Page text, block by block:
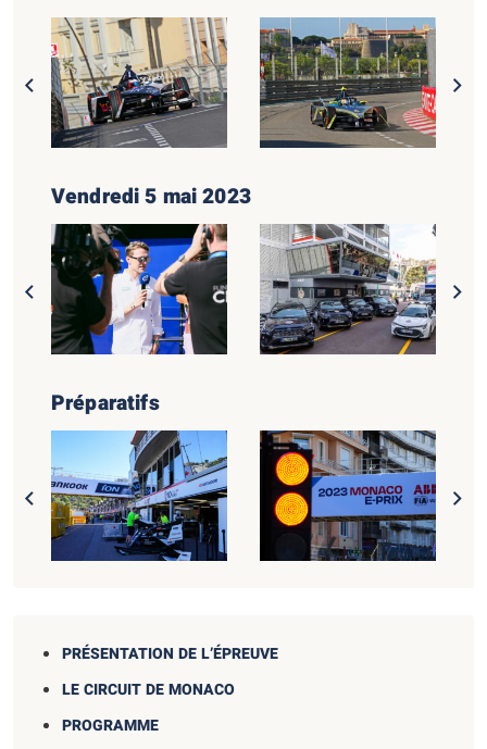
PRÉSENTATION DE L’ÉPREUVE
LE CIRCUIT DE MONACO
PROGRAMME
Vendredi 5 mai 2023
Préparatifs